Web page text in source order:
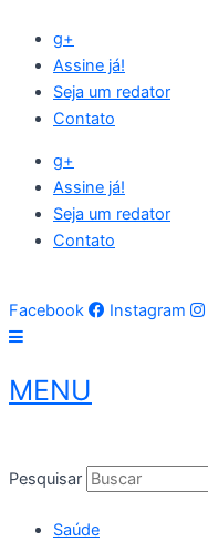
para
conteúdo
g+
Assine já!
Seja um redator
Contato
g+
Assine já!
Seja um redator
Contato
Facebook
Instagram
MENU
Pesquisar
Saúde